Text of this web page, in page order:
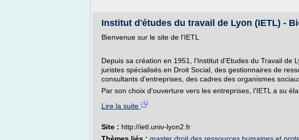
Institut d'études du travail de Lyon (IETL) -
Bienvenue sur le site de l'IETL
Depuis sa création en 1951, l'Institut d'Etudes du Travail de
juristes spécialisés en Droit Social, des gestionnaires de
consultants d'entreprises, des cadres des organismes
Par son choix d'ouverture vers les entreprises, l'IETL a su
Lire la suite
Site : http://ietl.univ-lyon2.fr